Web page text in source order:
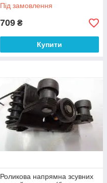
Під замовлення
709 ₴
Купити
Роликова напрямна зсувних